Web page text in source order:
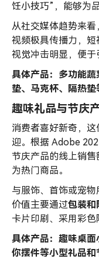
饪小技巧”，能够为
从社交媒体趋势来
视频极具传播力，短
视觉冲击明显，便于
具体产品：多功能
垫、马克杯、隔热垫
趣味礼品与节庆
消费者喜好新奇，
迎。根据 Adobe
节庆产品的线上销
为热门商品。
与服饰、首饰或宠
价值主要通过包装和
卡片印刷、采用彩色
具体产品：趣味桌
你摆件等小型礼品和